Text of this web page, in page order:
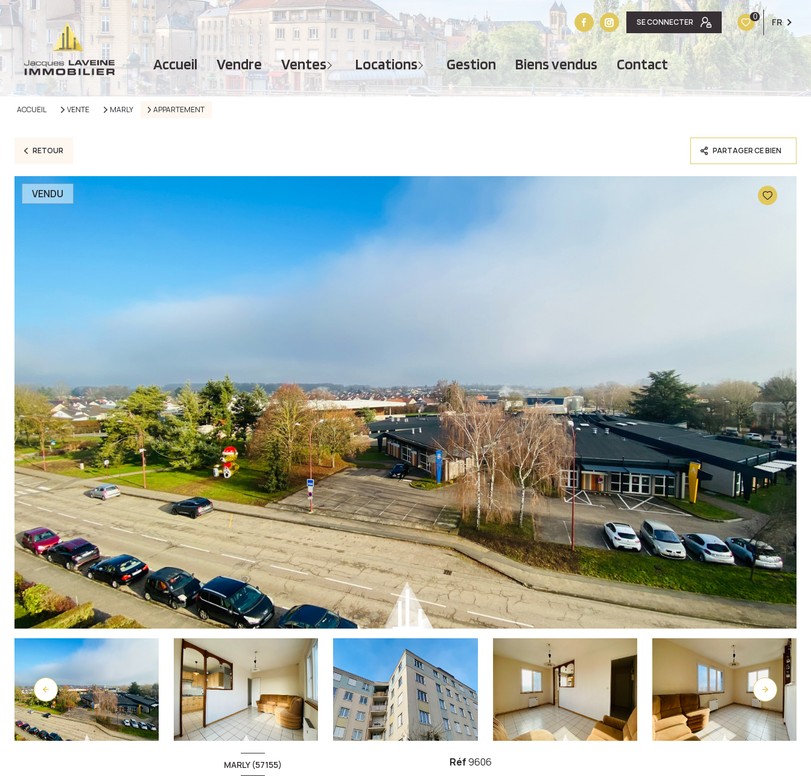
SE CONNECTER
0 FR
accueil vendre ventes
MAISONS
APPARTEMENTS
TERRAINS
IMMEUBLES
GARAGES - PARKINGS
locations
APPARTEMENTS
TERRAINS
IMMEUBLES
GARAGES - PARKINGS
gestion biens vendus contact
ACCUEIL VENTE MARLY APPARTEMENT
RETOUR PARTAGER CE BIEN
VENDU
MARLY (57155) Réf9606